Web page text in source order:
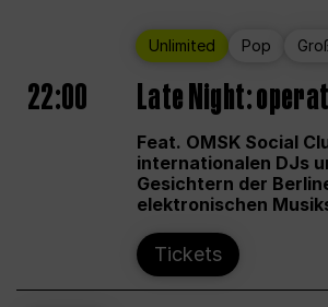
Unlimited Pop
22:00 Late Night:
Feat. OMSK Social
internationalen DJs
Gesichtern der
elektronischen
Tickets